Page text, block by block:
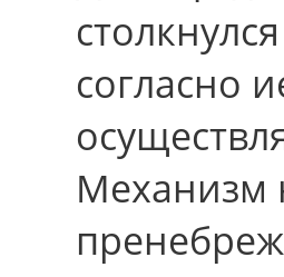
cоглаcно
Механизм